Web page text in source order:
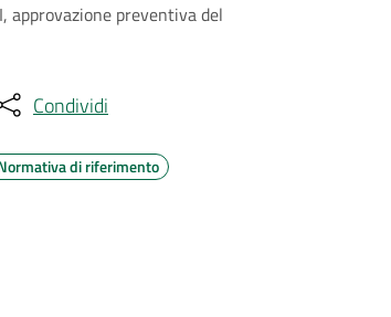
approvazione preventiva del
Condividi
di riferimento